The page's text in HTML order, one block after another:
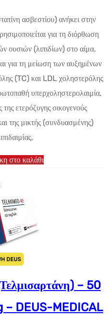
τιμή
είναι:
$28.86.
ασβεστίου) ανήκει στην
για τη διόρθωση
ουσιών (λιπιδίων) στο αίμα.
για τη μείωση των αυξημένων
(TC) και LDL χοληστερόλης
υπερχοληστερολαιμία,
ετερόζυγης οικογενούς
της μικτής (συνδυασμένης)
στο καλάθι
DEUS
– 50
– DEUS-MEDICAL